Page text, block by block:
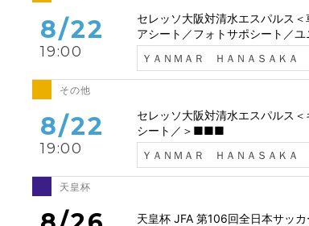
8/22
19:00
セレッソ大阪対清水エスパルス
アシート／フォトサポシート／
ＹＡＮＭＡＲ ＨＡＮＡＳＡＫＡ
その他
8/22
19:00
セレッソ大阪対清水エスパルス
シート／＞■■■
ＹＡＮＭＡＲ ＨＡＮＡＳＡＫＡ
天皇杯
天皇杯 JFA 第106回全日本サッ